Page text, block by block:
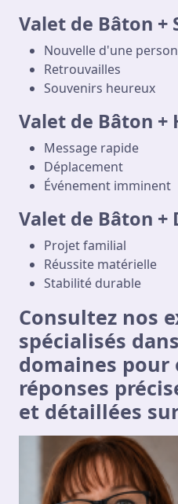
Valet de Bâton +
Nouvelle d'une
Retrouvailles
Souvenirs heureux
Valet de Bâton +
Message rapide
Déplacement
Événement imminent
Valet de Bâton +
Projet familial
Réussite matérielle
Stabilité durable
Consultez nos
spécialisés
domaines pour
réponses
et détaillées